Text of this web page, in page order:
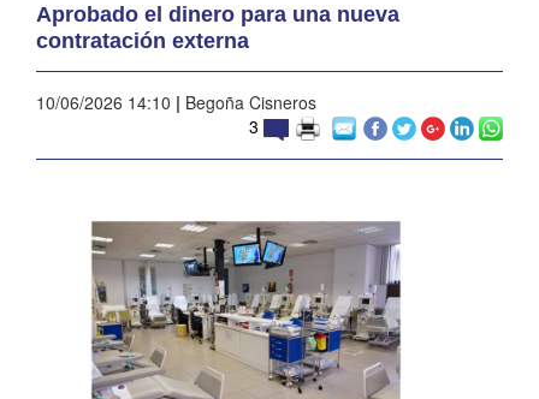
Aprobado el dinero para una nueva
contratación externa
10/06/2026 14:10 | Begoña Cisneros
3